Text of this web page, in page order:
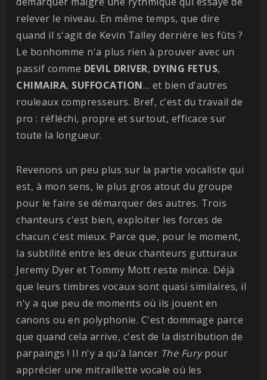
relever le niveau. En même temps, que dire
quand il s'agit de Kevin Talley derrière les fûts ?
Le bonhomme n'a plus rien à prouver avec un
passif comme DEVIL DRIVER, DYING FETUS,
CHIMAIRA, SUFFOCATION… et bien d'autres
rouleaux compresseurs. Bref, c'est du travail de
pro : réfléchi, propre et surtout, efficace sur
toute la longueur.
Revenons un peu plus sur la partie vocaliste qui
est, à mon sens, le plus gros atout du groupe
pour le faire se démarquer des autres. Trois
chanteurs c'est bien, exploiter les forces de
chacun c'est mieux. Parce que, pour le moment,
la subtilité entre les deux chanteurs gutturaux
Jeremy Dyer et Tommy Mott reste mince. Déjà
que leurs timbres vocaux sont quasi similaires, il
n'y a que peu de moments où ils jouent en
canons ou en polyphonie. C'est dommage parce
que quand cela arrive, c'est de la distribution de
parpaings ! Il n'y a qu'à lancer The Furypour
apprécier une mitraillette vocale où les